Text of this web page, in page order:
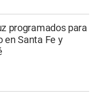
programados para
en Santa Fe y